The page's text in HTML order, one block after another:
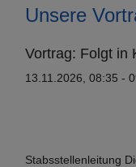
Unsere
Vortrag: Folgt in
13.11.2026, 08:35 -
Stabsstellenleitung